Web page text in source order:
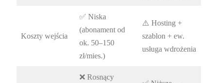
Koszty wejścia
✅ Niska
(abonament od
ok. 50–150
zł/mies.)
⚠️ Hosting +
szablon + ew.
usługa wdrożenia
❌ Rosnący